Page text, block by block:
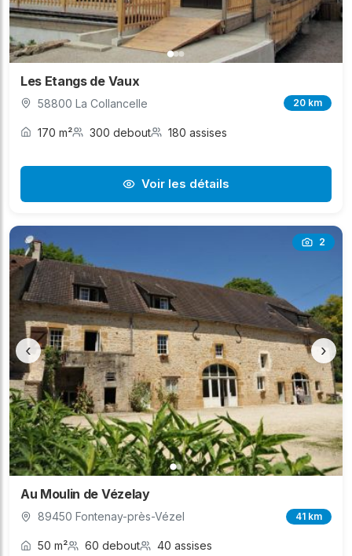
Les Etangs de Vaux
58800 La Collancelle 20 km
170 m² 300 debout 180 assises
Voir les détails
2
‹ ›
Au Moulin de Vézelay
89450 Fontenay-près-Vézel 41 km
50 m² 60 debout 40 assises